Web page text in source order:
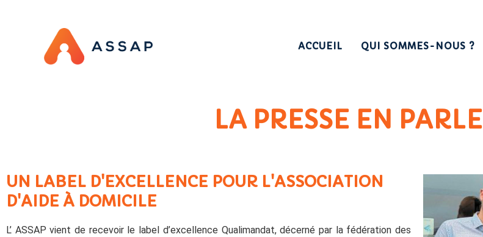
ACCUEIL QUI SOMMES-NOUS ?
LA PRESSE EN PARLE
UN LABEL D'EXCELLENCE POUR L'ASSOCIATION
D'AIDE À DOMICILE
L’ ASSAP vient de recevoir le label d’excellence Qualimandat, décerné par la fédération des